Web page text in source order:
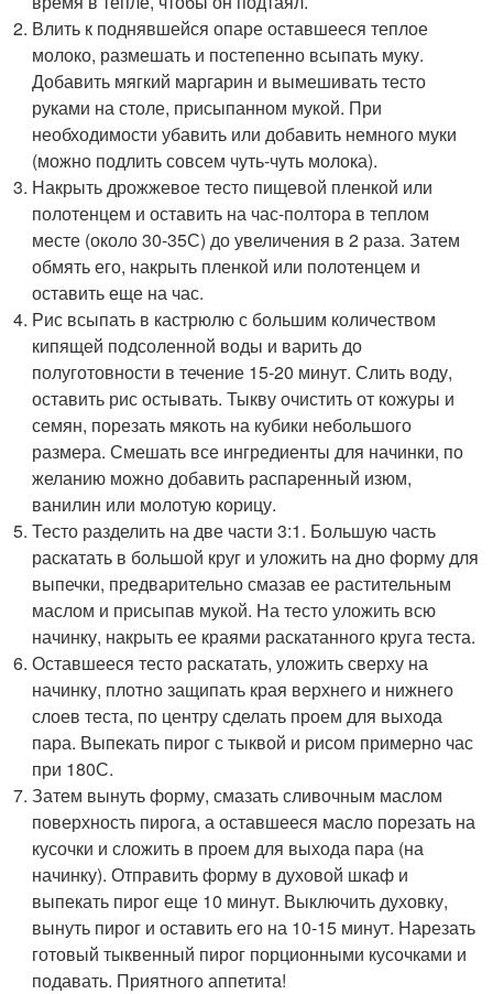
Влить к поднявшейся опаре оставшееся теплое
молоко, размешать и постепенно всыпать муку.
Добавить мягкий маргарин и вымешивать тесто
руками на столе, присыпанном мукой. При
необходимости убавить или добавить немного муки
(можно подлить совсем чуть-чуть молока).
Накрыть дрожжевое тесто пищевой пленкой или
полотенцем и оставить на час-полтора в теплом
месте (около 30-35С) до увеличения в 2 раза. Затем
обмять его, накрыть пленкой или полотенцем и
оставить еще на час.
Рис всыпать в кастрюлю с большим количеством
кипящей подсоленной воды и варить до
полуготовности в течение 15-20 минут. Слить воду,
оставить рис остывать. Тыкву очистить от кожуры и
семян, порезать мякоть на кубики небольшого
размера. Смешать все ингредиенты для начинки, по
желанию можно добавить распаренный изюм,
ванилин или молотую корицу.
Тесто разделить на две части 3:1. Большую часть
раскатать в большой круг и уложить на дно форму для
выпечки, предварительно смазав ее растительным
маслом и присыпав мукой. На тесто уложить всю
начинку, накрыть ее краями раскатанного круга теста.
Оставшееся тесто раскатать, уложить сверху на
начинку, плотно защипать края верхнего и нижнего
слоев теста, по центру сделать проем для выхода
пара. Выпекать пирог с тыквой и рисом примерно час
при 180С.
Затем вынуть форму, смазать сливочным маслом
поверхность пирога, а оставшееся масло порезать на
кусочки и сложить в проем для выхода пара (на
начинку). Отправить форму в духовой шкаф и
выпекать пирог еще 10 минут. Выключить духовку,
вынуть пирог и оставить его на 10-15 минут. Нарезать
готовый тыквенный пирог порционными кусочками и
подавать. Приятного аппетита!